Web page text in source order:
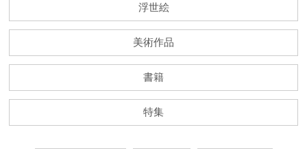
浮世絵
美術作品
書籍
特集